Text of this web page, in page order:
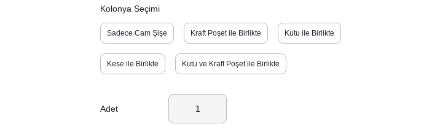
Kolonya Seçimi
Sadece Cam Şişe Kraft Poşet ile Birlikte Kutu ile Birlikte
Kese ile Birlikte Kutu ve Kraft Poşet ile Birlikte
Adet